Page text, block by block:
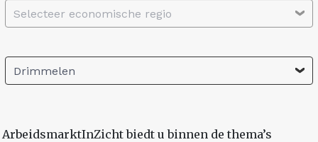
Selecteer economische regio
Drimmelen
ArbeidsmarktInZicht biedt u binnen de thema’s